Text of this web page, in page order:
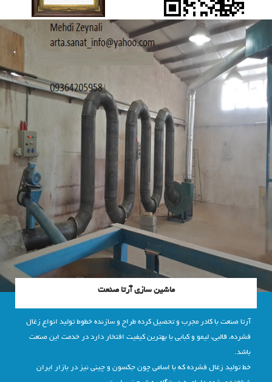
ماشین سازی آرتا صنعت
آرتا صنعت با کادر مجرب و تحصیل کرده طراح و سازنده خطوط تولید انواع زغال
فشرده، قالبی، لیمو و کبابی با بهترین کیفیت افتخار دارد در خدمت این صنعت
باشد.
خط تولید زغال فشرده که با اسامی چون جکسون و چینی نیز در بازار ایران